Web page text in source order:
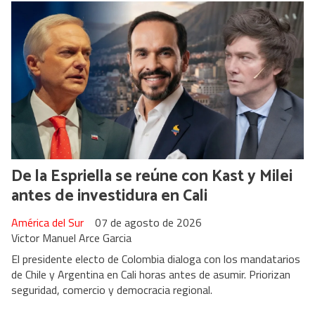
De la Espriella se reúne con Kast y Milei
antes de investidura en Cali
Victor Manuel Arce Garcia
América del Sur 07 de agosto de 2026
El presidente electo de Colombia dialoga con los mandatarios
de Chile y Argentina en Cali horas antes de asumir. Priorizan
seguridad, comercio y democracia regional.